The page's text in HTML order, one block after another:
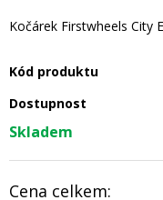
Kočárek Firstwheels City
Kód produktu
Dostupnost
Skladem
Cena celkem: